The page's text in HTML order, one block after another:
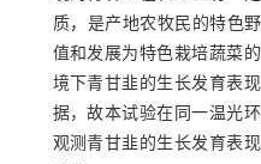
质，是产地农牧民的特色
值和发展为特色栽培蔬菜
境下青甘韭的生长发育表
据，故本试验在同一温光
观测青甘韭的生长发育表